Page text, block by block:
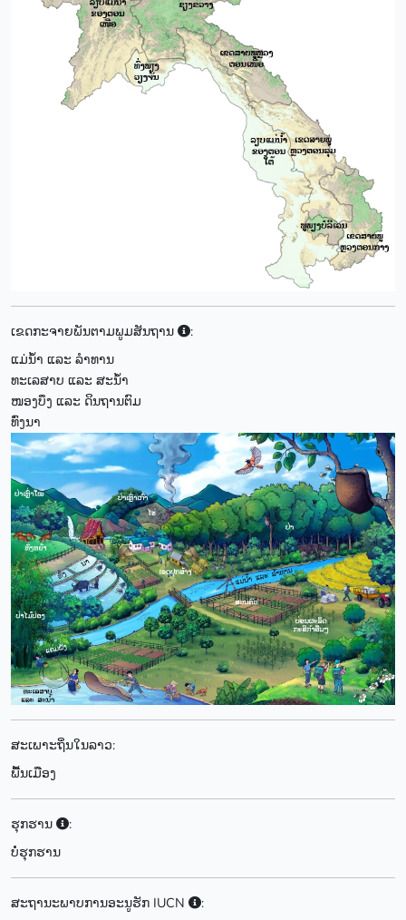
ເຂດກະຈາຍພັນຕາມພູມສັນຖານ
:
ແມ່ນ້ຳ ແລະ ລຳທານ
ທະເລສາບ ແລະ ສະນ້ຳ
ໜອງບຶງ ແລະ ດິນຖານຕົມ
ທົ່ງນາ
ສະເພາະຖິ່ນໃນລາວ:
ພື້ນເມືອງ
ຮຸກຮານ
:
ບໍ່ຮຸກຮານ
ສະຖານະພາບການອະນູຮັກ IUCN :